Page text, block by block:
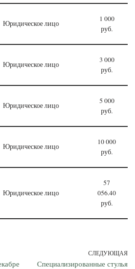
Юридическое лицо
1 000
руб.
Юридическое лицо
3 000
руб.
Юридическое лицо
5 000
руб.
Юридическое лицо
10 000
руб.
Юридическое лицо
57
056.40
руб.
СЛЕДУЮЩАЯ
Специализированные стулья